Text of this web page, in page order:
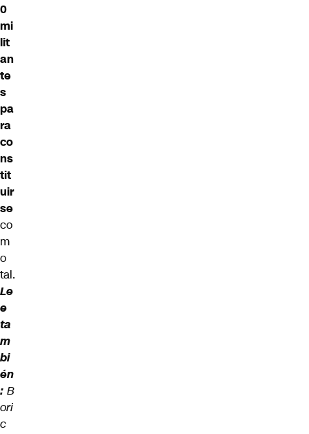
0
mi
lit
an
te
s
pa
ra
co
ns
tit
uir
se
co
m
o
tal.
Le
e
ta
m
bi
én
: B
ori
c